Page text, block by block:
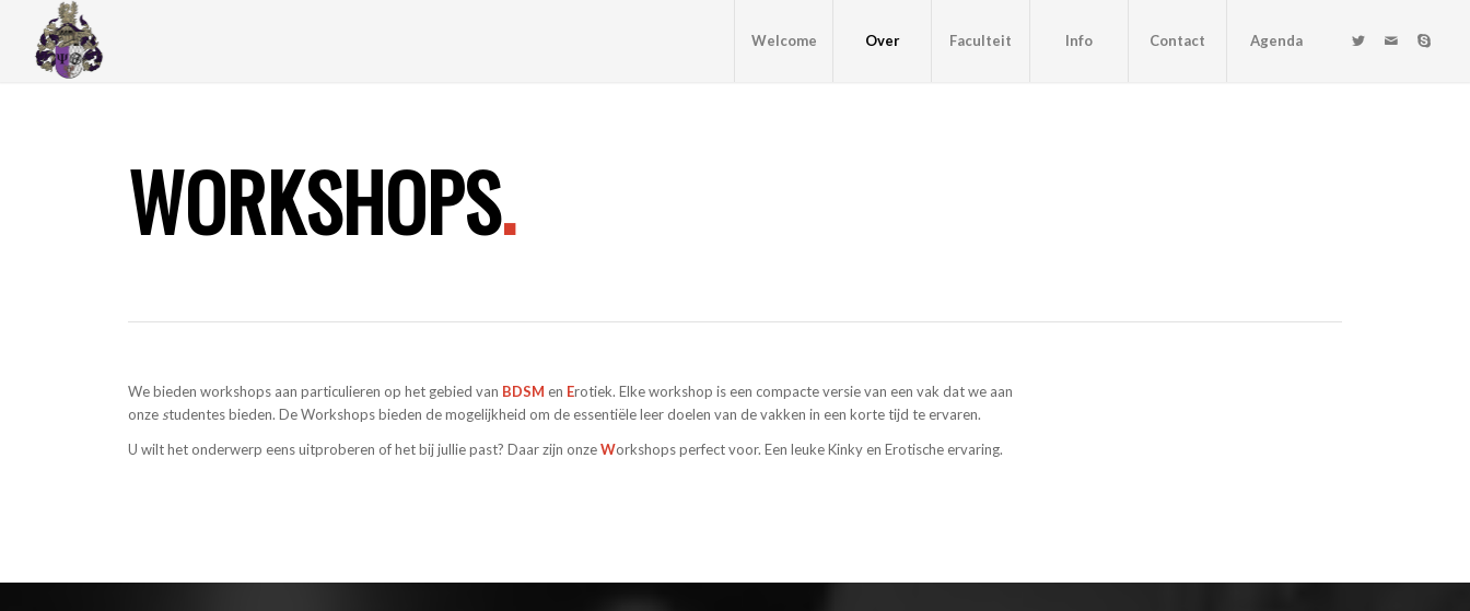
Welcome Over Faculteit Info Contact Agenda
WORKSHOPS.
We bieden workshops aan particulieren op het gebied van BDSM en Erotiek. Elke workshop is een compacte versie van een vak dat we aan
onze studentes bieden. De Workshops bieden de mogelijkheid om de essentiële leer doelen van de vakken in een korte tijd te ervaren.
U wilt het onderwerp eens uitproberen of het bij jullie past? Daar zijn onzeWorkshops perfect voor. Een leuke Kinky en Erotische ervaring.